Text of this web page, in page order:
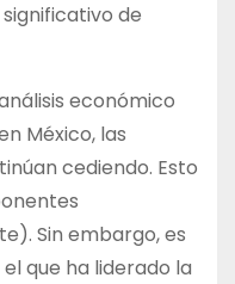
de
económico
México, las
cediendo. Esto
Sin embargo, es
que ha liderado la